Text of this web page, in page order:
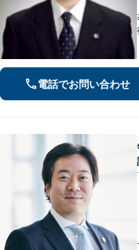
電話でお問い合わせ